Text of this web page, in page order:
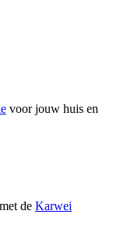
voor jouw huis en
de Karwei